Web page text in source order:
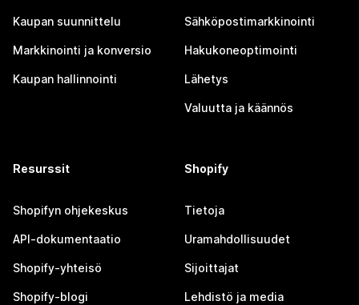
Kaupan suunnittelu
Markkinointi ja konversio
Kaupan hallinnointi
Sähköpostimarkkinointi
Hakukoneoptimointi
Lähetys
Valuutta ja käännös
Resurssit
Shopifyn ohjekeskus
API-dokumentaatio
Shopify-yhteisö
Shopify-blogi
Shopify
Tietoja
Uramahdollisuudet
Sijoittajat
Lehdistö ja media